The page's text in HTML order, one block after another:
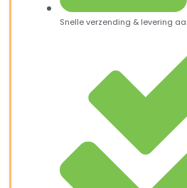
Snelle verzending & levering